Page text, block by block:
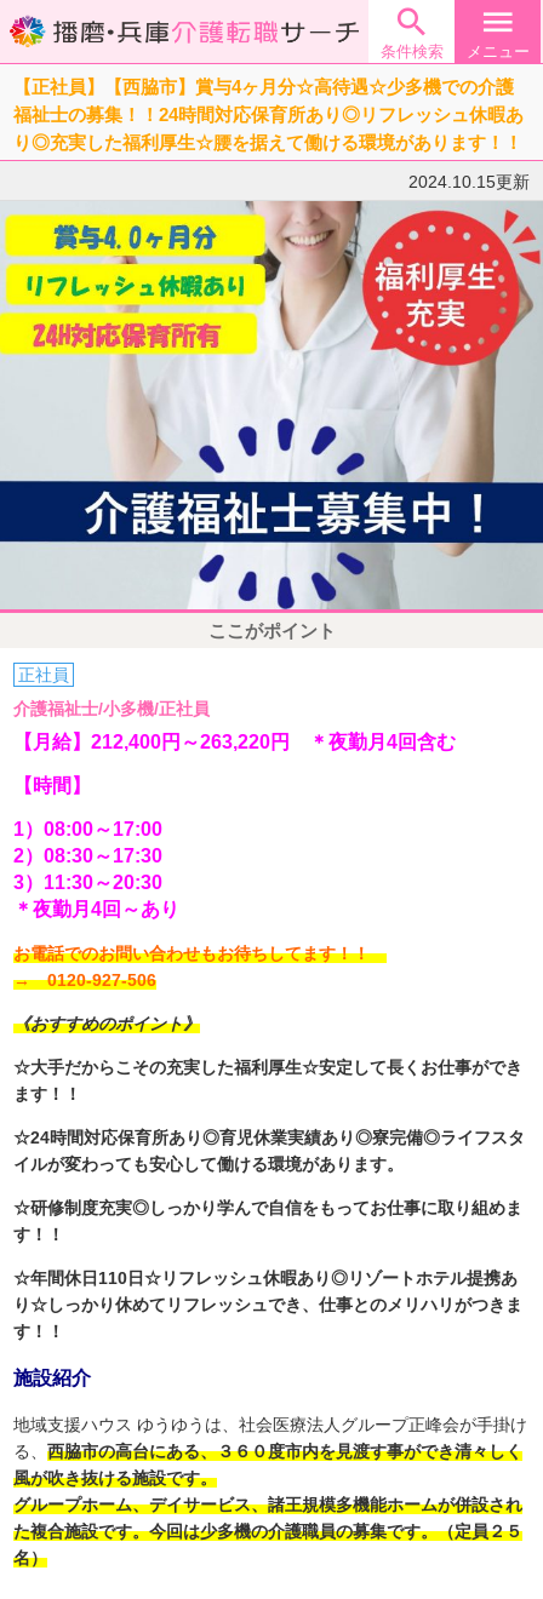

条件検索
menu
メニュー
【正社員】【西脇市】賞与4ヶ月分☆高待遇☆少多機での介護
福祉士の募集！！24時間対応保育所あり◎リフレッシュ休暇あ
り◎充実した福利厚生☆腰を据えて働ける環境があります！！
2024.10.15更新
ここがポイント
正社員
介護福祉士/小多機/正社員
【月給】212,400円～263,220円 ＊夜勤月4回含む
【時間】
1）08:00～17:00
2）08:30～17:30
3）11:30～20:30
＊夜勤月4回～あり
お電話でのお問い合わせもお待ちしてます！！
→ 0120-927-506
《おすすめのポイント》
☆大手だからこその充実した福利厚生☆安定して長くお仕事ができ
ます！！
☆24時間対応保育所あり◎育児休業実績あり◎寮完備◎ライフスタ
イルが変わっても安心して働ける環境があります。
☆研修制度充実◎しっかり学んで自信をもってお仕事に取り組めま
す！！
☆年間休日110日☆リフレッシュ休暇あり◎リゾートホテル提携あ
り☆しっかり休めてリフレッシュでき、仕事とのメリハリがつきま
す！！
施設紹介
地域支援ハウス ゆうゆうは、社会医療法人グループ正峰会が手掛け
る、西脇市の高台にある、３６０度市内を見渡す事ができ清々しく
風が吹き抜ける施設です。
グループホーム、デイサービス、諸王規模多機能ホームが併設され
た複合施設です。今回は少多機の介護職員の募集です。（定員２５
名）